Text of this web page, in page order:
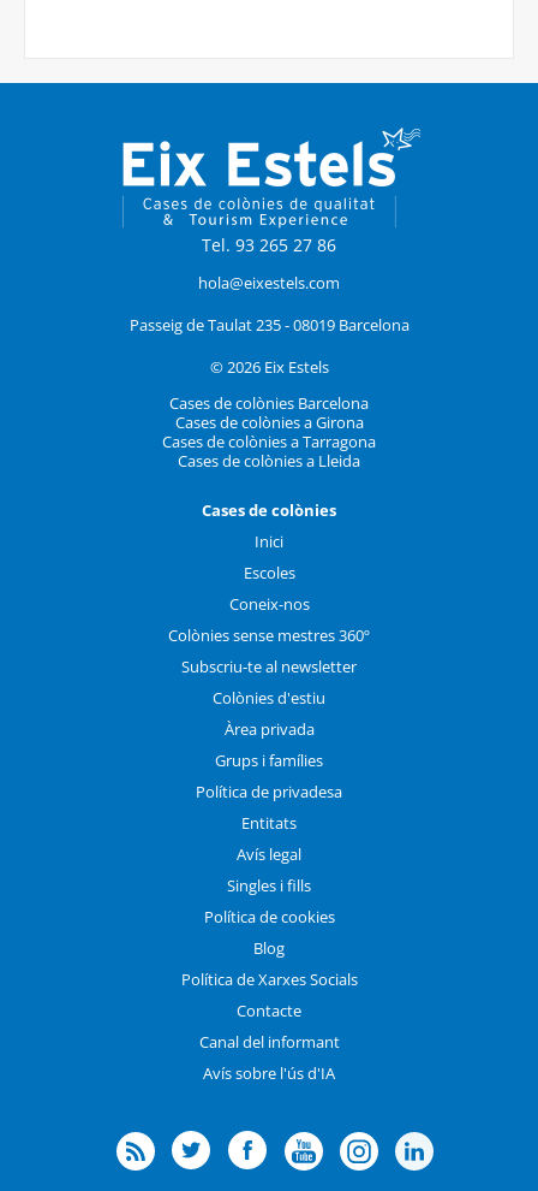
Tel. 93 265 27 86
hola@eixestels.com
Passeig de Taulat 235 - 08019 Barcelona
© 2026 Eix Estels
Cases de colònies Barcelona
Cases de colònies a Girona
Cases de colònies a Tarragona
Cases de colònies a Lleida
Cases de colònies
Inici
Escoles
Coneix-nos
Colònies sense mestres 360º
Subscriu-te al newsletter
Colònies d'estiu
Àrea privada
Grups i famílies
Política de privadesa
Entitats
Avís legal
Singles i fills
Política de cookies
Blog
Política de Xarxes Socials
Contacte
Canal del informant
Avís sobre l'ús d'IA